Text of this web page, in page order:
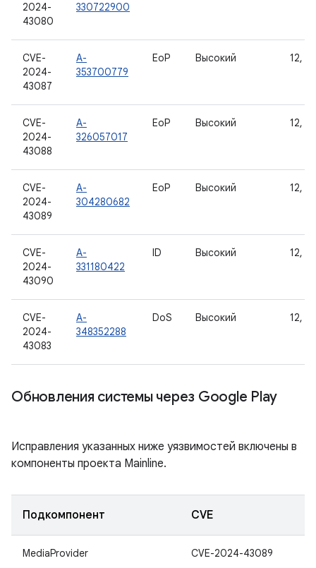
2024-
43080
330722900
CVE-
2024-
43087
A-
353700779
EoP Высокий 12,
CVE-
2024-
43088
A-
326057017
EoP Высокий 12,
CVE-
2024-
43089
A-
304280682
EoP Высокий 12,
CVE-
2024-
43090
A-
331180422
ID Высокий 12,
CVE-
2024-
43083
A-
348352288
DoS Высокий 12,
Обновления системы через Google Play
Исправления указанных ниже уязвимостей включены в
компоненты проекта Mainline.
Подкомпонент CVE
MediaProvider CVE-2024-43089